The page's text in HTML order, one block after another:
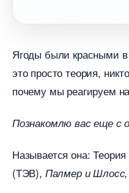
Ягоды были красными
это просто теория,
почему мы реагируем
Познакомлю вас еще с
Называется она: Теория
(ТЭВ), Палмер и Шлосс,